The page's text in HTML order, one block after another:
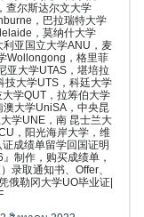
查尔斯达尔文大学
，巴拉瑞特大学
，莫纳什大学
亚国立大学ANU，麦
Wollongong，格里菲
亚大学UTAS，堪培拉
技大学UTS，科廷大学
学QUT，拉筹伯大学
澳大学UniSA，中央昆
学UNE，南 昆士兰大
，阳光海岸大学，维
成绩单留学回国证明
制作，购买成绩单，
录取通知书、Offer、
俄勒冈大学UO毕业证|